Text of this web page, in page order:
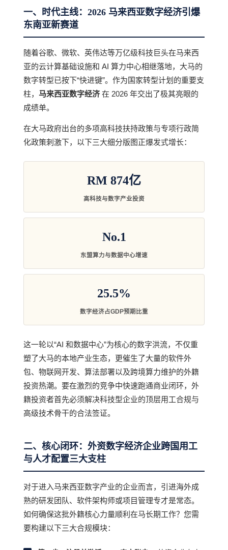
一、时代主线：2026 马来西亚数字经济引爆
东南亚新赛道
随着谷歌、微软、英伟达等万亿级科技巨头在马来西
亚的云计算基础设施和 AI 算力中心相继落地，大马的
数字转型已按下“快进键”。作为国家转型计划的重要支
柱，马来西亚数字经济在 2026 年交出了极其亮眼的
成绩单。
在大马政府出台的多项高科技扶持政策与专项行政简
化政策刺激下，以下三大细分版图正爆发式增长：
RM 874亿
高科技与数字产业投资
No.1
东盟算力与数据中心增速
25.5%
数字经济占GDP预期比重
这一轮以“AI 和数据中心”为核心的数字洪流，不仅重
塑了大马的本地产业生态，更催生了大量的软件外
包、物联网开发、算法部署以及跨境算力维护的外籍
投资热潮。要在激烈的竞争中快速跑通商业闭环，外
籍投资者首先必须解决科技型企业的顶层用工合规与
高级技术骨干的合法签证。
二、核心闭环：外资数字经济企业跨国用工
与人才配置三大支柱
对于进入马来西亚数字产业的企业而言，引进海外成
熟的研发团队、软件架构师或项目管理专才是常态。
如何确保这批外籍核心力量顺利在马长期工作？您需
要构建以下三大合规模块：